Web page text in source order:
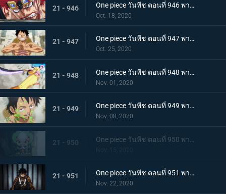
21 - 946 One piece วันพีช ตอนที่ 946 พากย์ไทย หยุดยั้งสี่จักรพรรดิ! แผนการลับของควีน
Oct. 18, 2020
21 - 947 One piece วันพีช ตอนที่ 947 พากย์ไทย อาวุธทรงอานุภาพ! กระสุนโรคระบาดที่เล็งไปที่ลูฟี่
Oct. 25, 2020
21 - 948 One piece วันพีช ตอนที่ 948 พากย์ไทย เปิดฉากโต้กลับ! ลูฟี่และเหล่าซามูไรฝักดาบแดง!
Nov. 01, 2020
21 - 949 One piece วันพีช ตอนที่ 949 พากย์ไทย มาเพื่อชนะ! เสียงร้องที่สิ้นหวังของลูฟี่
Nov. 08, 2020
21 - 950
21 - 951 One piece วันพีช ตอนที่ 951 พากย์ไทย การไล่ล่าของโอโรจิ! หน่วยรบนินจา vs โซโล
Nov. 22, 2020